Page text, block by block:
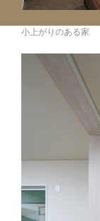
小上がりのある家